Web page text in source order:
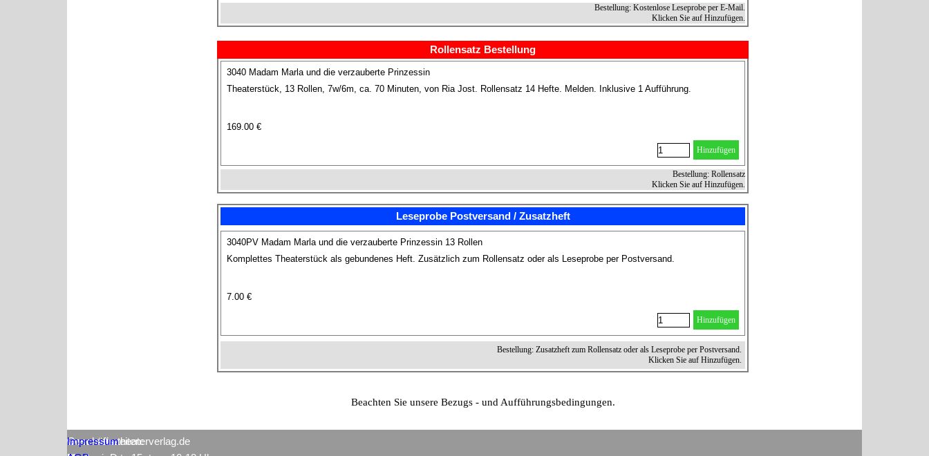
Bestellung: Kostenlose Leseprobe per E-Mail.
Klicken Sie auf Hinzufügen.
Rollensatz Bestellung
3040 Madam Marla und die verzauberte Prinzessin
Theaterstück, 13 Rollen, 7w/6m, ca. 70 Minuten, von Ria Jost. Rollensatz 14 Hefte. Melden. Inklusive 1 Aufführung.
169.00 €
Hinzufügen
Bestellung: Rollensatz
Klicken Sie auf Hinzufügen.
Leseprobe Postversand / Zusatzheft
3040PV Madam Marla und die verzauberte Prinzessin 13 Rollen
Komplettes Theaterstück als gebundenes Heft. Zusätzlich zum Rollensatz oder als Leseprobe per Postversand.
7.00 €
Hinzufügen
Bestellung: Zusatzheft zum Rollensatz oder als Leseprobe per Postversand.
Klicken Sie auf Hinzufügen.
Beachten Sie unsere Bezugs - und Aufführungsbedingungen.
www.mein-theaterverlag.de
Impressum
Geschäftszeiten: